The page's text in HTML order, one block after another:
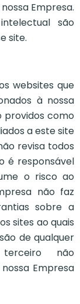
Empresa.
são
site.
websites que
à nossa
providos como
a este site
revisa todos
é responsável
o risco ao
não faz
sobre a
sites ao quais
de qualquer
não
Empresa